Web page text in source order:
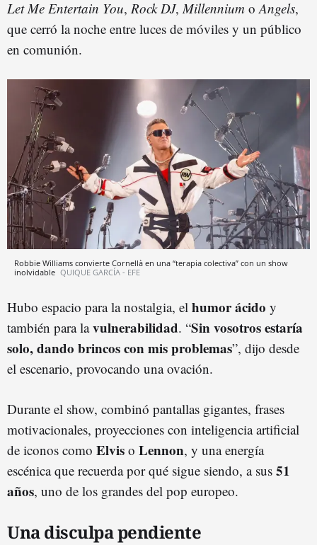
Let Me Entertain You, Rock DJ, Millennium o Angels,
que cerró la noche entre luces de móviles y un público
en comunión.
Robbie Williams convierte Cornellà en una “terapia colectiva” con un show
inolvidable QUIQUE GARCÍA - EFE
Hubo espacio para la nostalgia, el humor ácido y
también para lavulnerabilidad. “Sin vosotros estaría
solo, dando brincos con mis problemas”, dijo desde
el escenario, provocando una ovación.
Durante el show, combinó pantallas gigantes, frases
motivacionales, proyecciones con inteligencia artificial
de iconos como Elvis o Lennon, y una energía
escénica que recuerda por qué sigue siendo, a sus 51
años, uno de los grandes del pop europeo.
Una disculpa pendiente